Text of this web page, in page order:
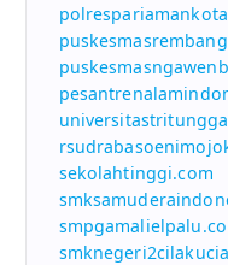
sekolahtinggi.com